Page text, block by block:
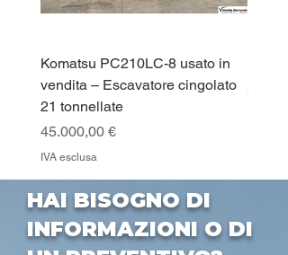
Komatsu PC210LC-8 usato in
vendita – Escavatore cingolato
21 tonnellate
Prezzo
45.000,00 €
IVA esclusa
Prezzo
HAI BISOGNO DI
INFORMAZIONI O DI